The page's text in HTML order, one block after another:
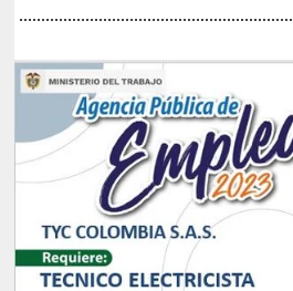
..............................................................